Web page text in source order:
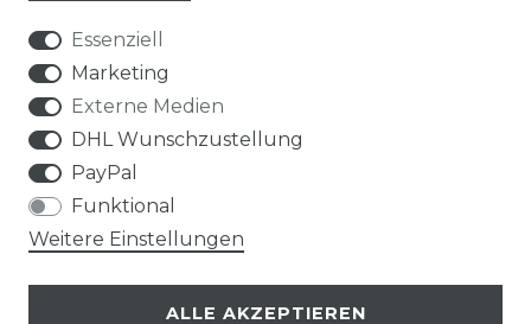
VERTRAG WIDERRUFEN
Klimaprofis GmbH & Co. KG
Design & supervision by MILLER
Essenziell
Marketing
Externe Medien
DHL Wunschzustellung
PayPal
Funktional
Weitere Einstellungen
ALLE AKZEPTIEREN